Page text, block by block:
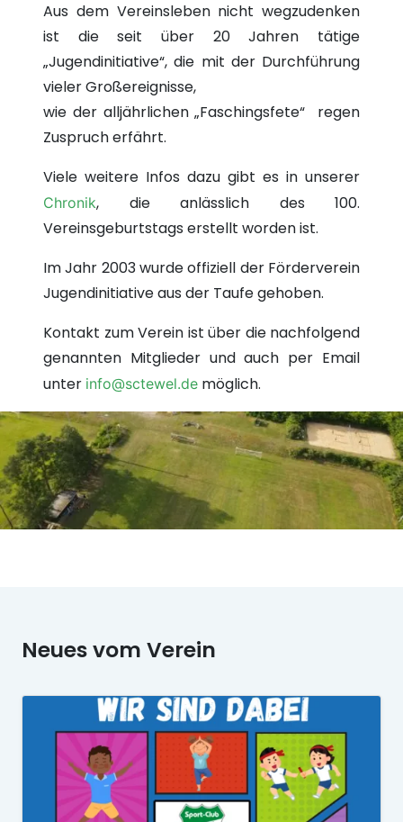
Aus dem Vereinsleben nicht wegzudenken
ist die seit über 20 Jahren tätige
„Jugendinitiative“, die mit der Durchführung
vieler Großereignisse,
wie der alljährlichen „Faschingsfete“ regen
Zuspruch erfährt.
Viele weitere Infos dazu gibt es in unserer
Chronik, die anlässlich des 100.
Vereinsgeburtstags erstellt worden ist.
Im Jahr 2003 wurde offiziell der Förderverein
Jugendinitiative aus der Taufe gehoben.
Kontakt zum Verein ist über die nachfolgend
genannten Mitglieder und auch per Email
unter info@sctewel.de möglich.
Neues vom Verein